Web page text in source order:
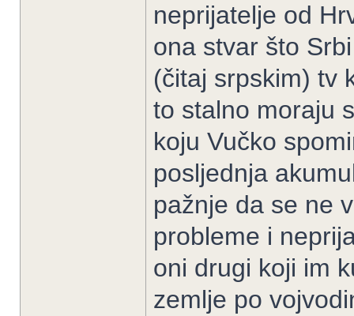
neprijatelje od
ona stvar što
(čitaj srpskim) tv
to stalno moraju
koju Vučko
posljednja
pažnje da se ne
probleme i
oni drugi koji im
zemlje po